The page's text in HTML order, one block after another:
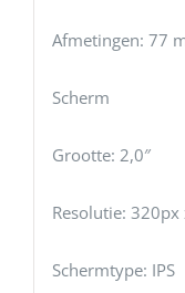
Afmetingen: 77
Scherm
Grootte: 2,0″
Resolutie:
Schermtype: IPS